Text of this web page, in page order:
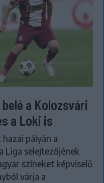
a Kolozsvári
a Loki is
pályán a
Liga selejtezőjének
színeket képviselő
várja a